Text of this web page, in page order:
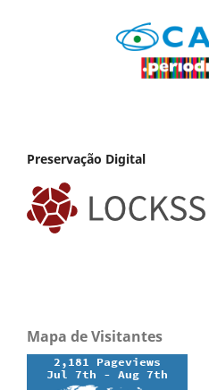
Preservação Digital
Mapa de Visitantes